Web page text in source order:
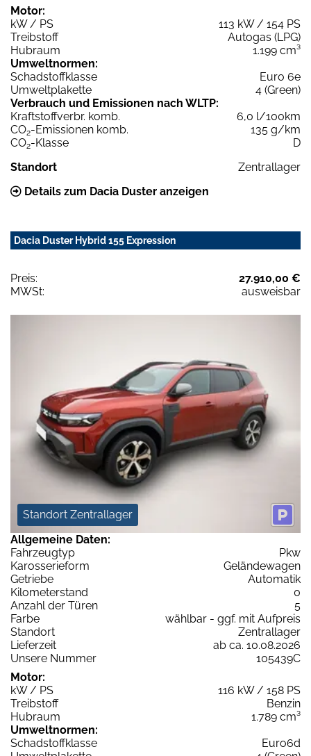
Motor:
kW / PS
113 kW / 154 PS
Treibstoff
Autogas (LPG)
Hubraum
1.199 cm³
Umweltnormen:
Schadstoffklasse
Euro 6e
Umweltplakette
4 (Green)
Verbrauch und Emissionen nach WLTP:
Kraftstoffverbr. komb.
6,0 l/100km
CO2-Emissionen komb.
135 g/km
CO2-Klasse
D
Standort
Zentrallager
Details zum Dacia Duster anzeigen
Dacia Duster Hybrid 155 Expression
Preis:
27.910,00 €
MWSt:
ausweisbar
Standort Zentrallager
Allgemeine Daten:
Fahrzeugtyp
Pkw
Karosserieform
Geländewagen
Getriebe
Automatik
Kilometerstand
0
Anzahl der Türen
5
Farbe
wählbar - ggf. mit Aufpreis
Standort
Zentrallager
Lieferzeit
ab ca. 10.08.2026
Unsere Nummer
105439C
Motor:
kW / PS
116 kW / 158 PS
Treibstoff
Benzin
Hubraum
1.789 cm³
Umweltnormen:
Schadstoffklasse
Euro6d